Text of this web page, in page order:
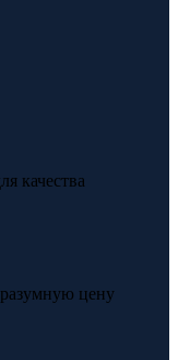
качества
цену